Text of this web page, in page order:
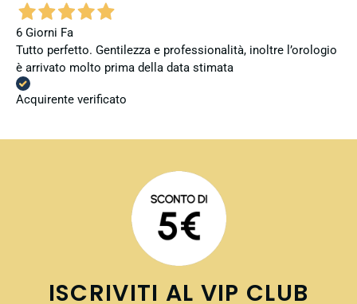
6 Giorni Fa
Tutto perfetto. Gentilezza e professionalità, inoltre l’orologio
è arrivato molto prima della data stimata
Acquirente verificato
ISCRIVITI AL VIP CLUB